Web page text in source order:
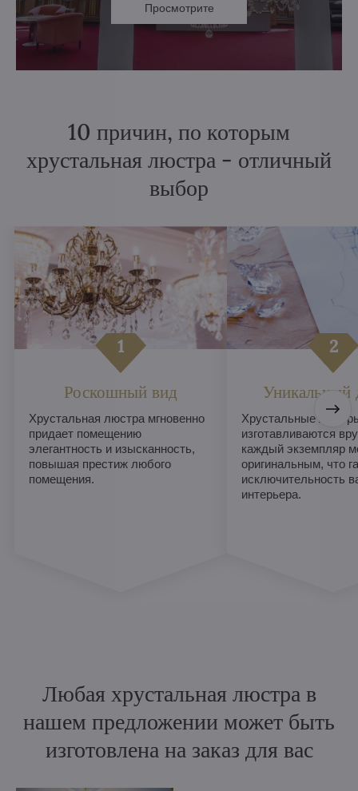
Просмотрите
10 причин, по которым
хрустальная люстра - отличный
выбор
Роскошный вид
Хрустальная люстра мгновенно
придает помещению
элегантность и изысканность,
повышая престиж любого
помещения.
Уникальный
Хрустальные
изготавливаются
каждый экземпляр
оригинальным, что
исключительность
интерьера.
Любая хрустальная люстра в
нашем предложении может быть
изготовлена на заказ для вас